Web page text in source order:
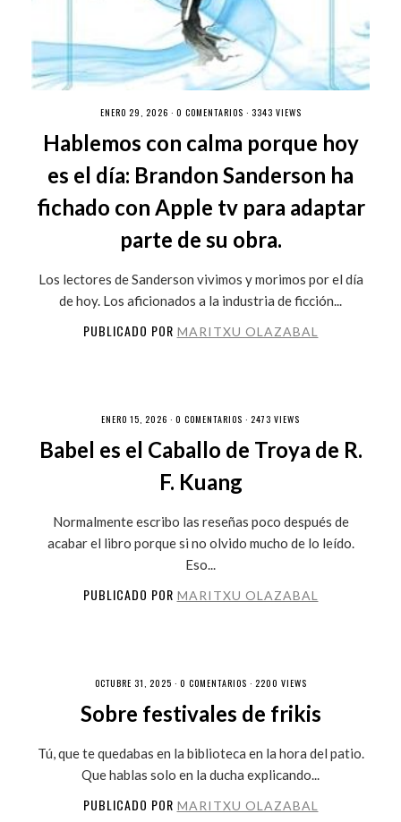
ENERO 29, 2026 · 0 COMENTARIOS · 3343 VIEWS
Hablemos con calma porque hoy
es el día: Brandon Sanderson ha
fichado con Apple tv para adaptar
parte de su obra.
Los lectores de Sanderson vivimos y morimos por el día
de hoy. Los aficionados a la industria de ficción...
PUBLICADO POR MARITXU OLAZABAL
ENERO 15, 2026 · 0 COMENTARIOS · 2473 VIEWS
Babel es el Caballo de Troya de R.
F. Kuang
Normalmente escribo las reseñas poco después de
acabar el libro porque si no olvido mucho de lo leído.
Eso...
PUBLICADO POR MARITXU OLAZABAL
OCTUBRE 31, 2025 · 0 COMENTARIOS · 2200 VIEWS
Sobre festivales de frikis
Tú, que te quedabas en la biblioteca en la hora del patio.
Que hablas solo en la ducha explicando...
PUBLICADO POR MARITXU OLAZABAL